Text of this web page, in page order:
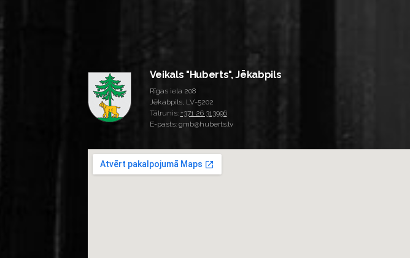
Veikals "Huberts", Jēkabpils
Rīgas iela 208
Jēkabpils, LV-5202
Tālrunis: +371 26 313996
E-pasts: gmb@huberts.lv